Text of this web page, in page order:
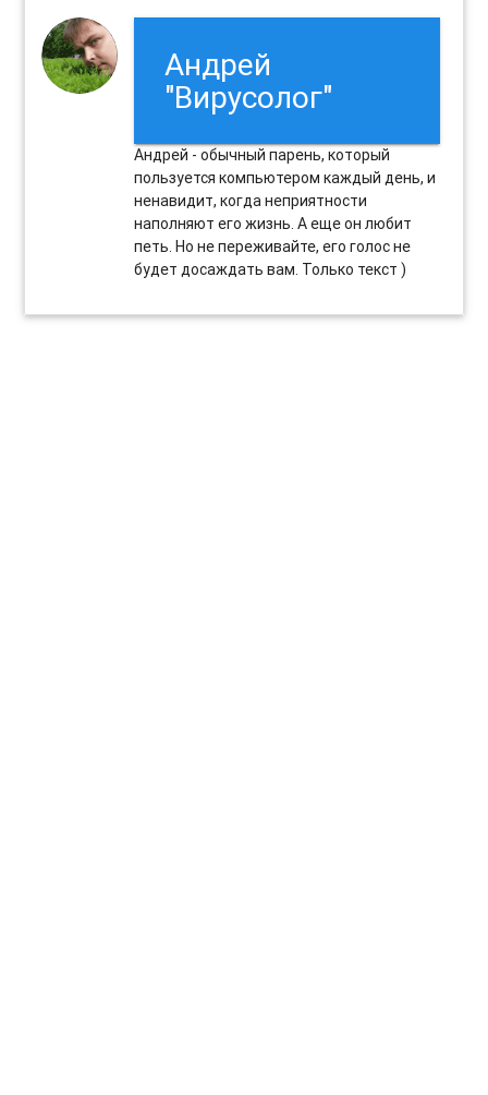
Андрей
"Вирусолог"
Андрей - обычный парень, который
пользуется компьютером каждый день, и
ненавидит, когда неприятности
наполняют его жизнь. А еще он любит
петь. Но не переживайте, его голос не
будет досаждать вам. Только текст )